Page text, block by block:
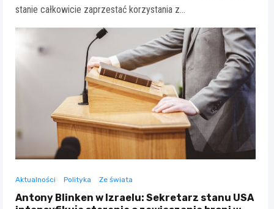
stanie całkowicie zaprzestać korzystania z…
Aktualności Polityka Ze świata
Antony Blinken w Izraelu: Sekretarz stanu USA